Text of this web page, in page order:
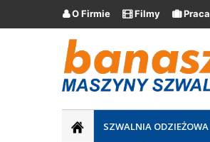
O Firmie Filmy Praca
SZWALNIA ODZIEŻOWA